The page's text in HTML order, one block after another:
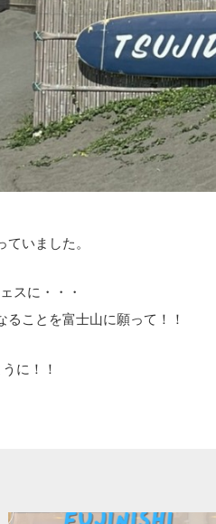
いました。
スに・・・
ことを富士山に願って！！
に！！